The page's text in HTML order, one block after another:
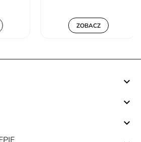
ZOBACZ


